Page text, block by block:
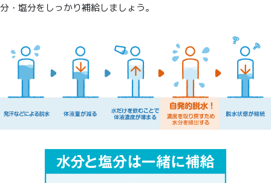
分・塩分をしっかり補給しましょう。